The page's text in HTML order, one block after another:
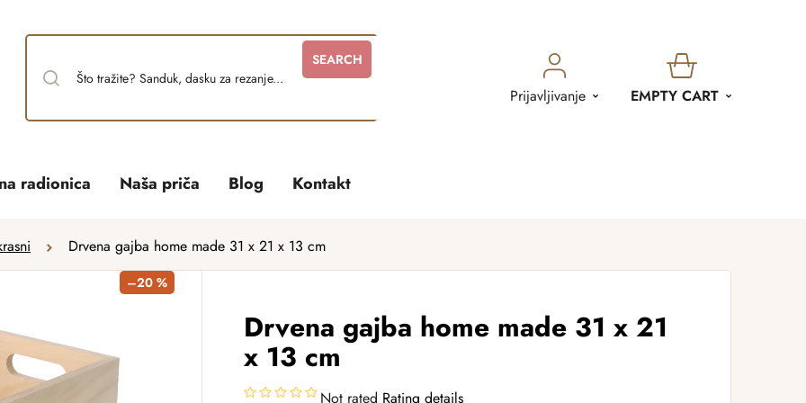
SEARCH
Prijavljivanje
SHOPPING
EMPTY CART
radionica Naša priča Blog Kontakt
Drvena gajba home made 31 x 21 x 13 cm
Drvena gajba home made 31 x 21
x 13 cm
Not rated Rating details
–20 %